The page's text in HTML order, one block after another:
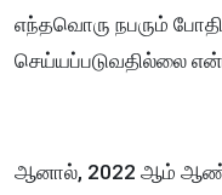
எந்தவொரு நபரும்
செய்யப்படுவதில்லை
ஆனால், 2022 ஆம்